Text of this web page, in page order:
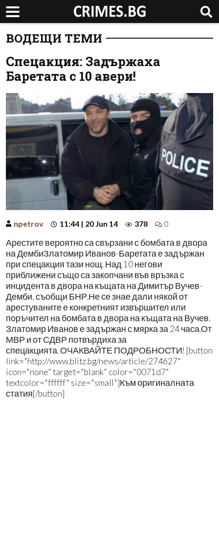
ВОДЕЩИ ТЕМИ
Спецакция: Задържаха
Баретата с 10 авери!
npetrov 11:44 | 20 Jun 14 378 0
Арестите вероятно са свързани с бомбата в двора
на ДембиЗлатомир Иванов-Баретата е задържан
при спецакция тази нощ. Над 10 негови
приближени също са закопчани във връзка с
инцидента в двора на къщата на Димитър Вучев-
Демби, съобщи БНР.Не се знае дали някой от
арестуваните е конкретният извършител или
поръчител на бомбата в двора на къщата на Вучев.
Златомир Иванов е задържан с мярка за 24 часа.От
МВР и от СДВР потвърдиха за
спецакцията. ОЧАКВАЙТЕ ПОДРОБНОСТИ! [button
link="http://www.blitz.bg/news/article/274627"
icon="none" target="blank" color="0071d7"
textcolor="ffffff" size="small"]Към оригиналната
статия[/button]